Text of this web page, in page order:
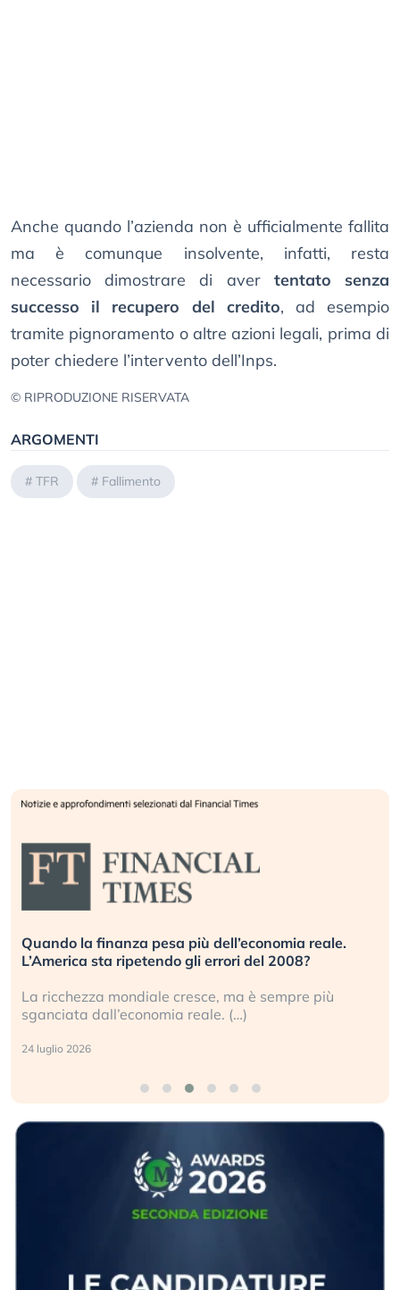
Anche quando l’azienda non è ufficialmente fallita
ma è comunque insolvente, infatti, resta
necessario dimostrare di aver tentato senza
successo il recupero del credito, ad esempio
tramite pignoramento o altre azioni legali, prima di
poter chiedere l’intervento dell’Inps.
© RIPRODUZIONE RISERVATA
ARGOMENTI
# TFR # Fallimento
Quando la finanza pesa più dell’economia reale.
L’America sta ripetendo gli errori del 2008?
La ricchezza mondiale cresce, ma è sempre più
sganciata dall’economia reale. (…)
24 luglio 2026